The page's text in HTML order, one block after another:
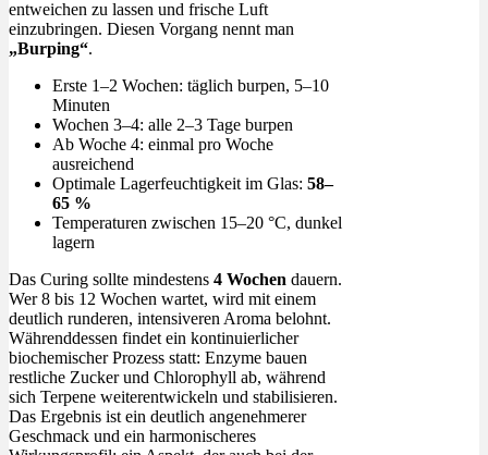
entweichen zu lassen und frische Luft
einzubringen. Diesen Vorgang nennt man
„Burping“.
Erste 1–2 Wochen: täglich burpen, 5–10
Minuten
Wochen 3–4: alle 2–3 Tage burpen
Ab Woche 4: einmal pro Woche
ausreichend
Optimale Lagerfeuchtigkeit im Glas: 58–
65 %
Temperaturen zwischen 15–20 °C, dunkel
lagern
Das Curing sollte mindestens 4 Wochen dauern.
Wer 8 bis 12 Wochen wartet, wird mit einem
deutlich runderen, intensiveren Aroma belohnt.
Währenddessen findet ein kontinuierlicher
biochemischer Prozess statt: Enzyme bauen
restliche Zucker und Chlorophyll ab, während
sich Terpene weiterentwickeln und stabilisieren.
Das Ergebnis ist ein deutlich angenehmerer
Geschmack und ein harmonischeres